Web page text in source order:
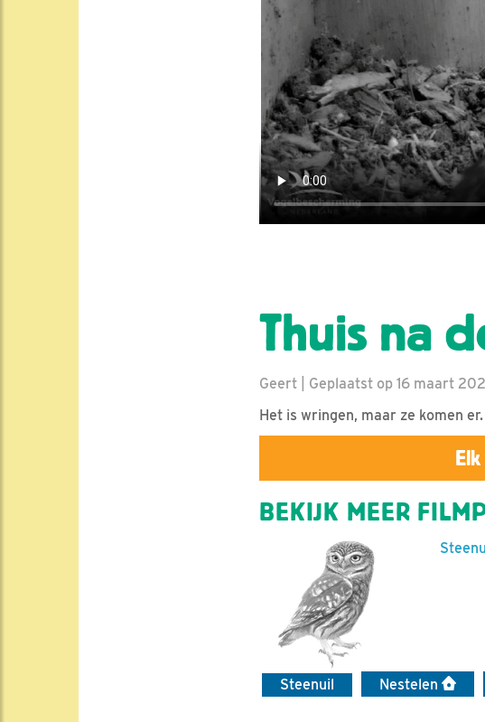
Thuis na
Geert | Geplaatst op 16 maart
Het is wringen, maar ze komen er.
BEKIJK MEER
Steenuil Nestelen